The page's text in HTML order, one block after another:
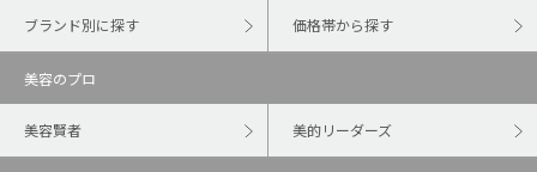
ブランド別に探す 価格帯から探す
美容のプロ
美容賢者 美的リーダーズ